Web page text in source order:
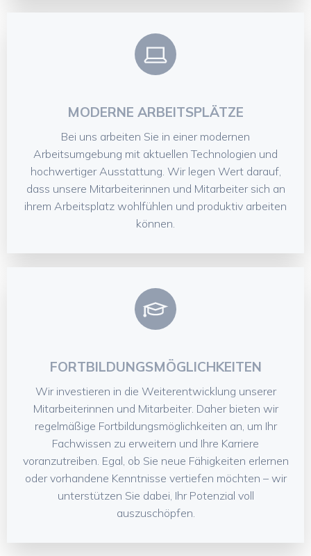
MODERNE ARBEITSPLÄTZE
Bei uns arbeiten Sie in einer modernen
Arbeitsumgebung mit aktuellen Technologien und
hochwertiger Ausstattung. Wir legen Wert darauf,
dass unsere Mitarbeiterinnen und Mitarbeiter sich an
ihrem Arbeitsplatz wohlfühlen und produktiv arbeiten
können.
FORTBILDUNGSMÖGLICHKEITEN
Wir investieren in die Weiterentwicklung unserer
Mitarbeiterinnen und Mitarbeiter. Daher bieten wir
regelmäßige Fortbildungsmöglichkeiten an, um Ihr
Fachwissen zu erweitern und Ihre Karriere
voranzutreiben. Egal, ob Sie neue Fähigkeiten erlernen
oder vorhandene Kenntnisse vertiefen möchten – wir
unterstützen Sie dabei, Ihr Potenzial voll
auszuschöpfen.